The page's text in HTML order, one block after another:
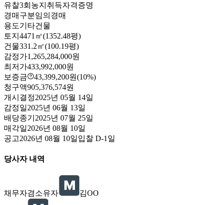
유찰3회 농지취득자격증명
경매구분임의경매
용도기타건물
토지 4471㎡(1352.48평)
건물331.2㎡(100.19평)
감정가1,265,284,000원
최저가433,992,000원
보증금
43,399,200원(10%)
청구액905,376,574원
개시결정2025년 05월 14일
감정일2025년 06월 13일
배당종기 2025년 07월 25일
매각일2026년 08월 10일
공고2026년 08월 10일입찰 D-1 일
당사자 내역
채무자겸소유자 김OO